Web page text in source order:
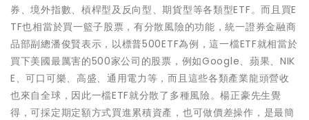
券、境外指數、槓桿型及反向型、期貨型等各類型ETF。而且買E
TF也相當於買一籃子股票，有分散風險的功能，統一證券金融商
品部副總潘俊賢表示，以標普500ETF為例，這一檔ETF就相當於
買下美國最厲害的500家公司的股票，例如Google、蘋果、NIK
E、可口可樂、高盛、通用電力等，而且這些各類產業龍頭營收
也來自全球，因此一檔ETF就分散了多種風險。楊正豪先生覺
得，可採定期定額方式買進累積資產，也可做價差操作，是最簡